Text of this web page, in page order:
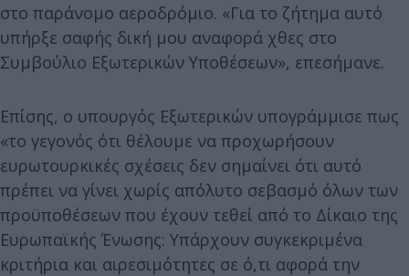
στο παράνομο αεροδρόμιο. «Για το ζήτημα αυτό
υπήρξε σαφής δική μου αναφορά χθες στο
Συμβούλιο Εξωτερικών Υποθέσεων», επεσήμανε.
Επίσης, ο υπουργός Εξωτερικών υπογράμμισε πως
«το γεγονός ότι θέλουμε να προχωρήσουν
ευρωτουρκικές σχέσεις δεν σημαίνει ότι αυτό
πρέπει να γίνει χωρίς απόλυτο σεβασμό όλων των
προϋποθέσεων που έχουν τεθεί από το Δίκαιο της
Ευρωπαϊκής Ένωσης: Υπάρχουν συγκεκριμένα
κριτήρια και αιρεσιμότητες σε ό,τι αφορά την